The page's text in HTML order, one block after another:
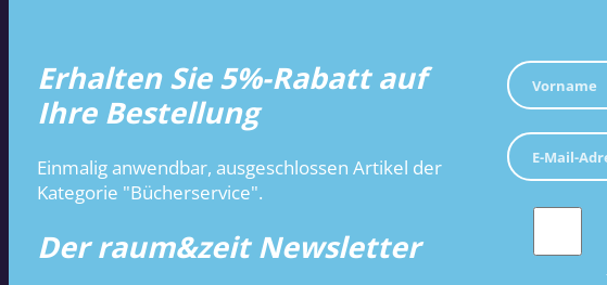
Erhalten Sie 5%-Rabatt auf
Ihre Bestellung
Einmalig anwendbar, ausgeschlossen Artikel der
Kategorie "Bücherservice".
Der raum&zeit Newsletter